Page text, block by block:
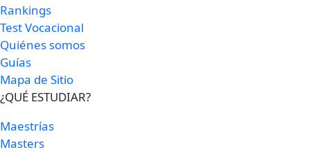
Rankings
Test Vocacional
Quiénes somos
Guías
Mapa de Sitio
¿QUÉ ESTUDIAR?
Maestrías
Masters